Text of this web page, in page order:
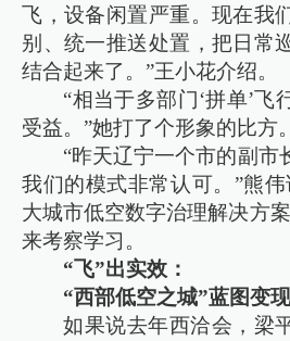
飞，设备闲置严重。现在我
别、统一推送处置，把日常
结合起来了。”王小花介绍。
“相当于多部门‘拼单’飞
受益。”她打了个形象的比方。
“昨天辽宁一个市的副市
我们的模式非常认可。”熊
大城市低空数字治理解决方
来考察学习。
“飞”出实效：
“西部低空之城”蓝图变
如果说去年西洽会，梁